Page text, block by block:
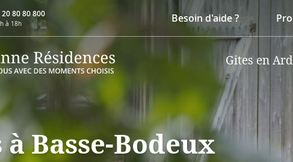
20 80 80 800
à 18h Besoin d'aide ?
Gites en
Basse-Bodeux